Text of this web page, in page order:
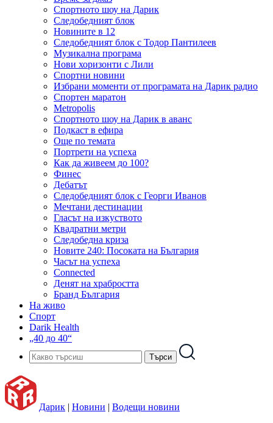
Спортното шоу на Дарик
Следобедният блок
Новините в 12
Следобедният блок с Тодор Пантилеев
Музикална програма
Нови хоризонти с Лили
Спортни новини
Избрани моменти от програмата на Дарик радио
Спортен маратон
Metropolis
Спортното шоу на Дарик в аванс
Подкаст в ефира
Още по темата
Портрети на успеха
Как да живеем до 100?
Финес
Дебатът
Следобедният блок с Георги Иванов
Мечтани дестинации
Гласът на изкуството
Квадратни метри
Следобедна криза
Новите 240: Посоката на България
Часът на успеха
Connected
Денят на храбростта
Бранд България
На живо
Спорт
Darik Health
„40 до 40“
Дарик | Новини | Водещи новини